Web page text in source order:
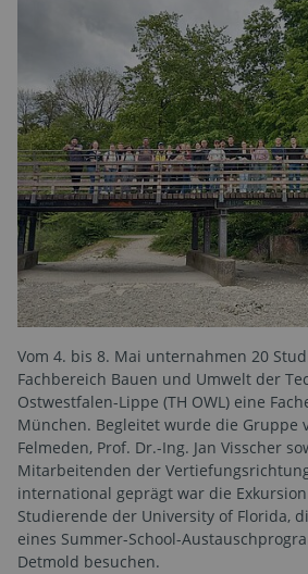
Vom 4. bis 8. Mai unternahmen 20
Fachbereich Bauen und Umwelt der
Ostwestfalen-Lippe (TH OWL) eine
München. Begleitet wurde die Gruppe
Felmeden, Prof. Dr.-Ing. Jan Visscher
Mitarbeitenden der
international geprägt war die
Studierende der University of Florida,
eines Summer-School-
Detmold besuchen.